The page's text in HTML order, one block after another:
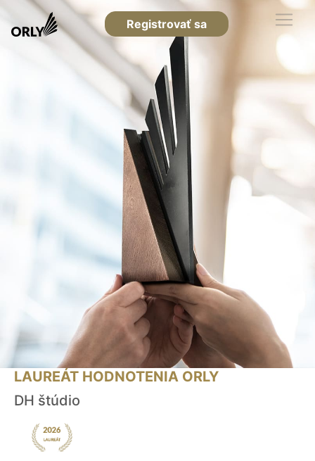
Registrovať sa
LAUREÁT HODNOTENIA ORLY
DH štúdio